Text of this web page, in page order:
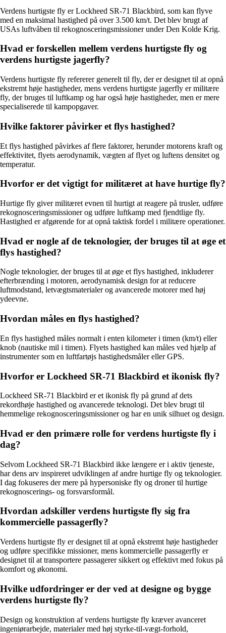
Verdens hurtigste fly er Lockheed SR-71 Blackbird, som kan flyve
med en maksimal hastighed på over 3.500 km/t. Det blev brugt af
USAs luftvåben til rekognosceringsmissioner under Den Kolde Krig.
Hvad er forskellen mellem verdens hurtigste fly og
verdens hurtigste jagerfly?
Verdens hurtigste fly refererer generelt til fly, der er designet til at opnå
ekstremt høje hastigheder, mens verdens hurtigste jagerfly er militære
fly, der bruges til luftkamp og har også høje hastigheder, men er mere
specialiserede til kampopgaver.
Hvilke faktorer påvirker et flys hastighed?
Et flys hastighed påvirkes af flere faktorer, herunder motorens kraft og
effektivitet, flyets aerodynamik, vægten af flyet og luftens densitet og
temperatur.
Hvorfor er det vigtigt for militæret at have hurtige fly?
Hurtige fly giver militæret evnen til hurtigt at reagere på trusler, udføre
rekognosceringsmissioner og udføre luftkamp med fjendtlige fly.
Hastighed er afgørende for at opnå taktisk fordel i militære operationer.
Hvad er nogle af de teknologier, der bruges til at øge et
flys hastighed?
Nogle teknologier, der bruges til at øge et flys hastighed, inkluderer
efterbrænding i motoren, aerodynamisk design for at reducere
luftmodstand, letvægtsmaterialer og avancerede motorer med høj
ydeevne.
Hvordan måles en flys hastighed?
En flys hastighed måles normalt i enten kilometer i timen (km/t) eller
knob (nautiske mil i timen). Flyets hastighed kan måles ved hjælp af
instrumenter som en luftfartøjs hastighedsmåler eller GPS.
Hvorfor er Lockheed SR-71 Blackbird et ikonisk fly?
Lockheed SR-71 Blackbird er et ikonisk fly på grund af dets
rekordhøje hastighed og avancerede teknologi. Det blev brugt til
hemmelige rekognosceringsmissioner og har en unik silhuet og design.
Hvad er den primære rolle for verdens hurtigste fly i
dag?
Selvom Lockheed SR-71 Blackbird ikke længere er i aktiv tjeneste,
har dens arv inspireret udviklingen af andre hurtige fly og teknologier.
I dag fokuseres der mere på hypersoniske fly og droner til hurtige
rekognoscerings- og forsvarsformål.
Hvordan adskiller verdens hurtigste fly sig fra
kommercielle passagerfly?
Verdens hurtigste fly er designet til at opnå ekstremt høje hastigheder
og udføre specifikke missioner, mens kommercielle passagerfly er
designet til at transportere passagerer sikkert og effektivt med fokus på
komfort og økonomi.
Hvilke udfordringer er der ved at designe og bygge
verdens hurtigste fly?
Design og konstruktion af verdens hurtigste fly kræver avanceret
ingeniørarbejde, materialer med høj styrke-til-vægt-forhold,